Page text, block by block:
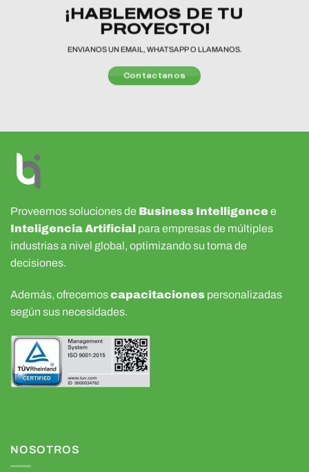
¡HABLEMOS DE TU
PROYECTO!
ENVIANOS UN EMAIL, WHATSAPP O LLAMANOS.
Contactanos
Proveemos soluciones de Business Intelligence e
Inteligencia Artificial para empresas de múltiples
industrias a nivel global, optimizando su toma de
decisiones.
Además, ofrecemoscapacitaciones personalizadas
según sus necesidades.
NOSOTROS